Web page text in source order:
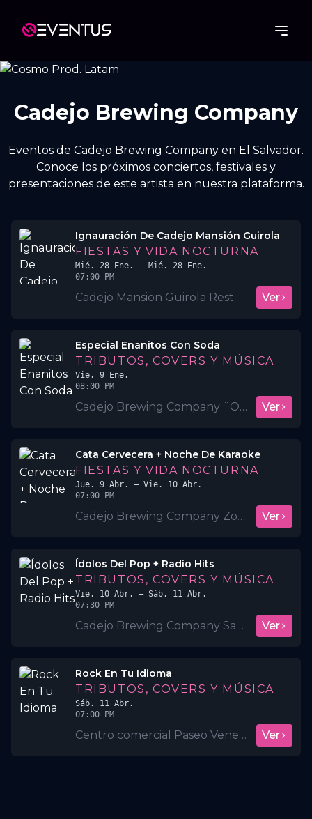
Cadejo Brewing Company
Eventos de Cadejo Brewing Company en El Salvador.
Conoce los próximos conciertos, festivales y
presentaciones de este artista en nuestra plataforma.
Ignauración De Cadejo Mansión Guirola
FIESTAS Y VIDA NOCTURNA
Mié. 28 Ene.
– Mié. 28 Ene.
07:00 PM
Cadejo Mansion Guirola Rest. Ver
Especial Enanitos Con Soda
TRIBUTOS, COVERS Y MÚSICA
Vie. 9 Ene.
08:00 PM
Cadejo Brewing Company ¨Opico¨ Ver
Cata Cervecera + Noche De Karaoke
FIESTAS Y VIDA NOCTURNA
Jue. 9 Abr.
– Vie. 10 Abr.
07:00 PM
Cadejo Brewing Company Zona Rosa Ver
Ídolos Del Pop + Radio Hits
TRIBUTOS, COVERS Y MÚSICA
Vie. 10 Abr.
– Sáb. 11 Abr.
07:30 PM
Cadejo Brewing Company Santa Elena Ver
Rock En Tu Idioma
TRIBUTOS, COVERS Y MÚSICA
Sáb. 11 Abr.
07:00 PM
Centro comercial Paseo Venecia Ver